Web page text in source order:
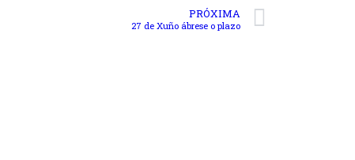
PRÓXIMA
27 de Xuño ábrese o plazo